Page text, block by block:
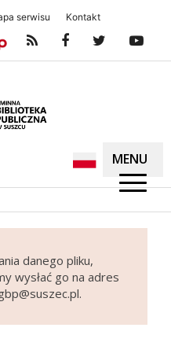
serwisu Kontakt
MENU
danego pliku,
wysłać go na adres